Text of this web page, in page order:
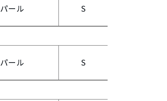
パール S
パール S